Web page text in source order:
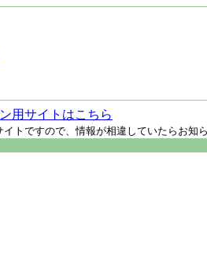
用サイトはこちら
トですので、情報が相違していたらお知